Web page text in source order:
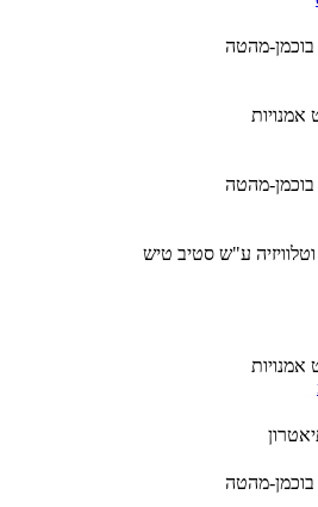
בוכמן-מהטה
אמנויות
בוכמן-מהטה
ע"ש סטיב טיש
אמנויות
בוכמן-מהטה